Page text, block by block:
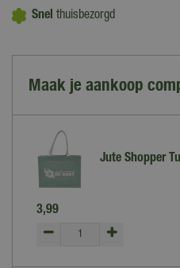
Snel thuisbezorgd
Maak je aankoop
Jute Shopper
3,99